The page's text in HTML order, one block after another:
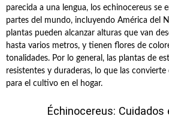
parecida a una lengua, los echinocereus se
partes del mundo, incluyendo América del
plantas pueden alcanzar alturas que van
hasta varios metros, y tienen flores de
tonalidades. Por lo general, las plantas de
resistentes y duraderas, lo que las
para el cultivo en el hogar.
Échinocereus: Cuidados